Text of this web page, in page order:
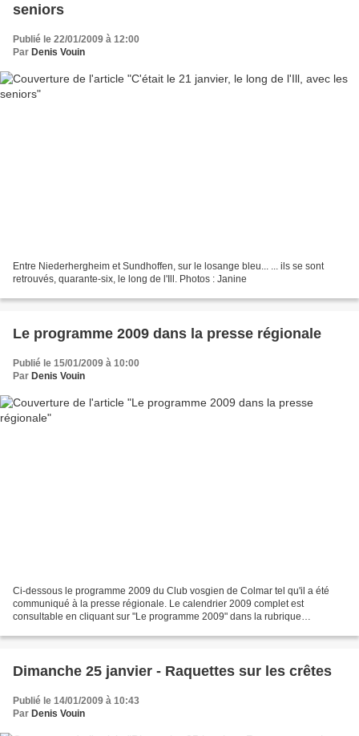
seniors
Publié le 22/01/2009 à 12:00
Par Denis Vouin
Entre Niederhergheim et Sundhoffen, sur le losange bleu... ... ils se sont
retrouvés, quarante-six, le long de l'Ill. Photos : Janine
Le programme 2009 dans la presse régionale
Publié le 15/01/2009 à 10:00
Par Denis Vouin
Ci-dessous le programme 2009 du Club vosgien de Colmar tel qu'il a été
communiqué à la presse régionale. Le calendrier 2009 complet est
consultable en cliquant sur "Le programme 2009" dans la rubrique
Dimanche 25 janvier - Raquettes sur les crêtes
Publié le 14/01/2009 à 10:43
Par Denis Vouin